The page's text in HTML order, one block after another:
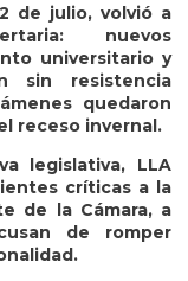
de julio, volvió a
nuevos
universitario y
sin resistencia
quedaron
receso invernal.
legislativa, LLA
críticas a la
de la Cámara, a
de romper